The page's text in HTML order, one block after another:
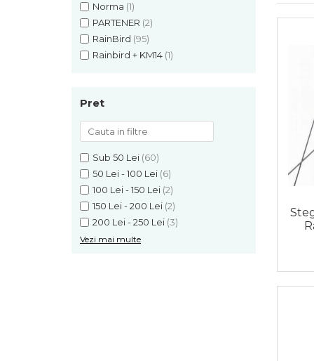
Norma (1)
PARTENER (2)
RainBird (95)
Rainbird + KM14 (1)
Pret
Sub 50 Lei (60)
50 Lei - 100 Lei (6)
100 Lei - 150 Lei (2)
150 Lei - 200 Lei (2)
200 Lei - 250 Lei (3)
Vezi mai multe